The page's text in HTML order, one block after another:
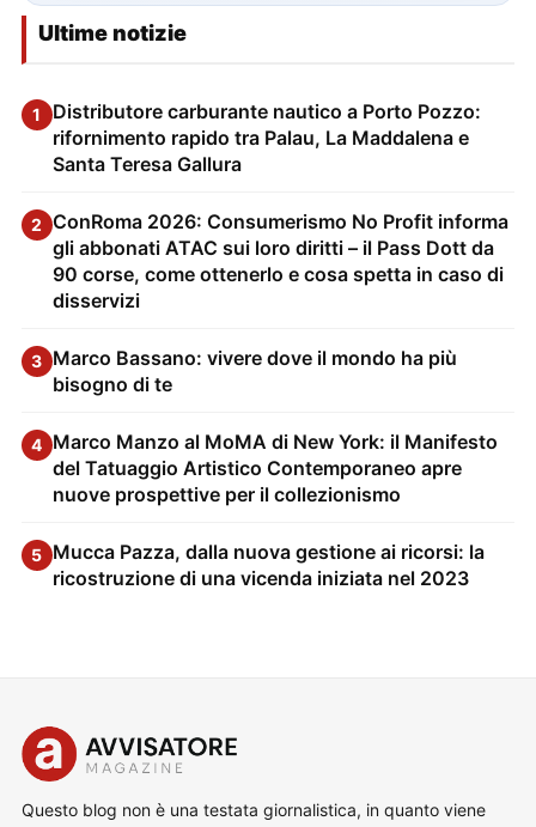
Ultime notizie
1
Distributore carburante nautico a Porto Pozzo:
rifornimento rapido tra Palau, La Maddalena e
Santa Teresa Gallura
2 ConRoma 2026: Consumerismo No Profit informa
gli abbonati ATAC sui loro diritti – il Pass Dott da
90 corse, come ottenerlo e cosa spetta in caso di
disservizi
3 Marco Bassano: vivere dove il mondo ha più
bisogno di te
4 Marco Manzo al MoMA di New York: il Manifesto
del Tatuaggio Artistico Contemporaneo apre
nuove prospettive per il collezionismo
5 Mucca Pazza, dalla nuova gestione ai ricorsi: la
ricostruzione di una vicenda iniziata nel 2023
Questo blog non è una testata giornalistica, in quanto viene